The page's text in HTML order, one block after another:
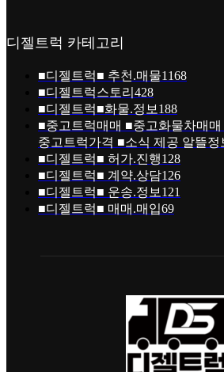
디젤트럭 카테고리
■디젤트럭■ 추천.매물1168
■디젤트럭스토리 428
■디젤트럭■화물.정보 188
■중고트럭매매 ■중고화물차매
중고트럭가격 ■소식 제공 알뜰정
■디젤트럭■ 허가.진행128
■디젤트럭■ 계약.상담126
■디젤트럭■ 운송.정보 121
■디젤트럭■ 매매.매입69